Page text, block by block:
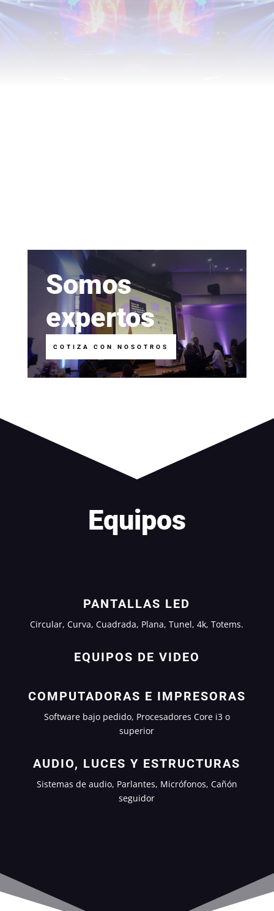
Somos
expertos
COTIZA CON NOSOTROS
Equipos
PANTALLAS LED
Circular, Curva, Cuadrada, Plana, Tunel, 4k, Totems.
EQUIPOS DE VIDEO
COMPUTADORAS E IMPRESORAS
Software bajo pedido, Procesadores Core i3 o
superior
AUDIO, LUCES Y ESTRUCTURAS
Sistemas de audio, Parlantes, Micrófonos, Cañón
seguidor